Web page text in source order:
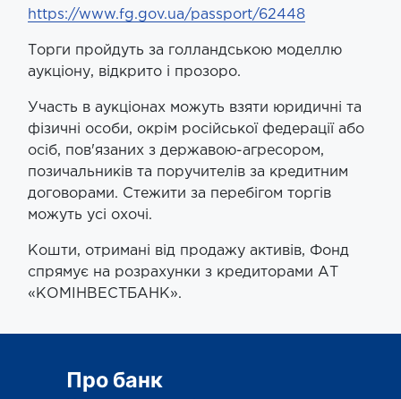
https://www.fg.gov.ua/passport/62448
Торги пройдуть за голландською моделлю
аукціону, відкрито і прозоро.
Участь в аукціонах можуть взяти юридичні та
фізичні особи, окрім російської федерації або
осіб, пов'язаних з державою-агресором,
позичальників та поручителів за кредитним
договорами. Стежити за перебігом торгів
можуть усі охочі.
Кошти, отримані від продажу активів, Фонд
спрямує на розрахунки з кредиторами АТ
«КОМІНВЕСТБАНК».
Про банк